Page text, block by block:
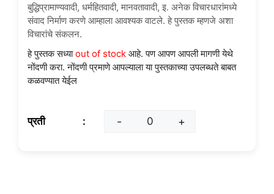
बुद्धिप्रामाण्यवादी, धर्महितवादी, मानवतावादी, इ. अनेक विचारधारांमध्ये
संवाद निर्माण करणे आम्हाला आवश्यक वाटले. हे पुस्तक म्हणजे अशा
विचारांचे संकलन.
हे पुस्तक सध्याout of stock आहे. पण आपण आपली मागणी येथे
नोंदणी करा. नोंदणी प्रमाणे आपल्याला या पुस्तकाच्या उपलब्धते बाबत
कळवण्यात येईल
प्रती - +